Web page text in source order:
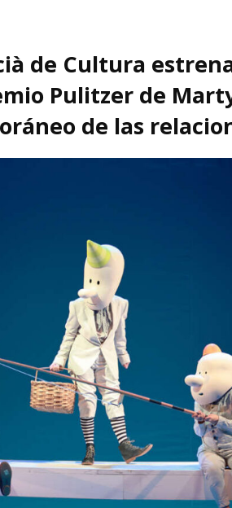
de Cultura
Pulitzer de
de las